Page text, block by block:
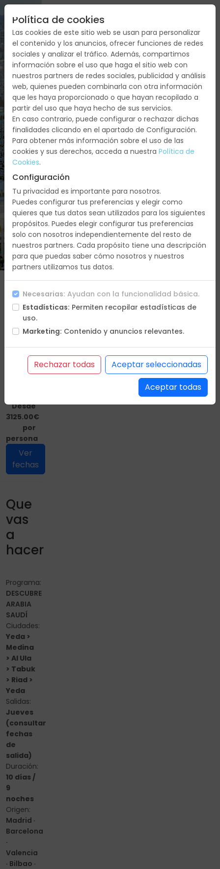
DESCUBRE
ARABIA
SAUDÍ
Arabia
Saudita:
Jeddah,
Medina,
Al
Ula,
Tabuk,
Riyadh
Duracion
10 días
Que
vas a
hacer
Itinerario
Hoteles
Incluye
incluye
Desde
3125.00€
por
persona
Ver
fechas
Que
vas
a
hacer
Programa:
DESCUBRE
ARABIA
SAUDÍ
Ciudades:
Yeda >
Medina
> Al Ula
> Tabuk
> Riad >
Yeda
Salidas:
Jueves
(consultar
fechas
de
salida)
Duración:
10 días /
9
noches
Origen:
Madrid ·
Barcelona
·
Valencia
· Bilbao ·
Política de cookies
Las cookies de este sitio web se usan para personalizar
el contenido y los anuncios, ofrecer funciones de redes
sociales y analizar el tráfico. Además, compartimos
información sobre el uso que haga el sitio web con
nuestros partners de redes sociales, publicidad y análisis
web, quienes pueden combinarla con otra información
que les haya proporcionado o que hayan recopilado a
partir del uso que haya hecho de sus servicios.
En caso contrario, puede configurar o rechazar dichas
finalidades clicando en el apartado de Configuración.
Para obtener más información sobre el uso de las
cookies y sus derechos, acceda a nuestra Política de
Cookies.
Configuración
Tu privacidad es importante para nosotros.
Puedes configurar tus preferencias y elegir como
quieres que tus datos sean utilizados para los siguientes
propósitos. Puedes elegir configurar tus preferencias
solo con nosotros independientemente del resto de
nuestros partners. Cada propósito tiene una descripción
para que puedas saber cómo nosotros y nuestros
partners utilizamos tus datos.
Necesarias: Ayudan con la funcionalidad básica.
Estadísticas: Permiten recopilar estadísticas de
uso.
Marketing: Contenido y anuncios relevantes.
Rechazar todas
Aceptar seleccionadas
Aceptar todas